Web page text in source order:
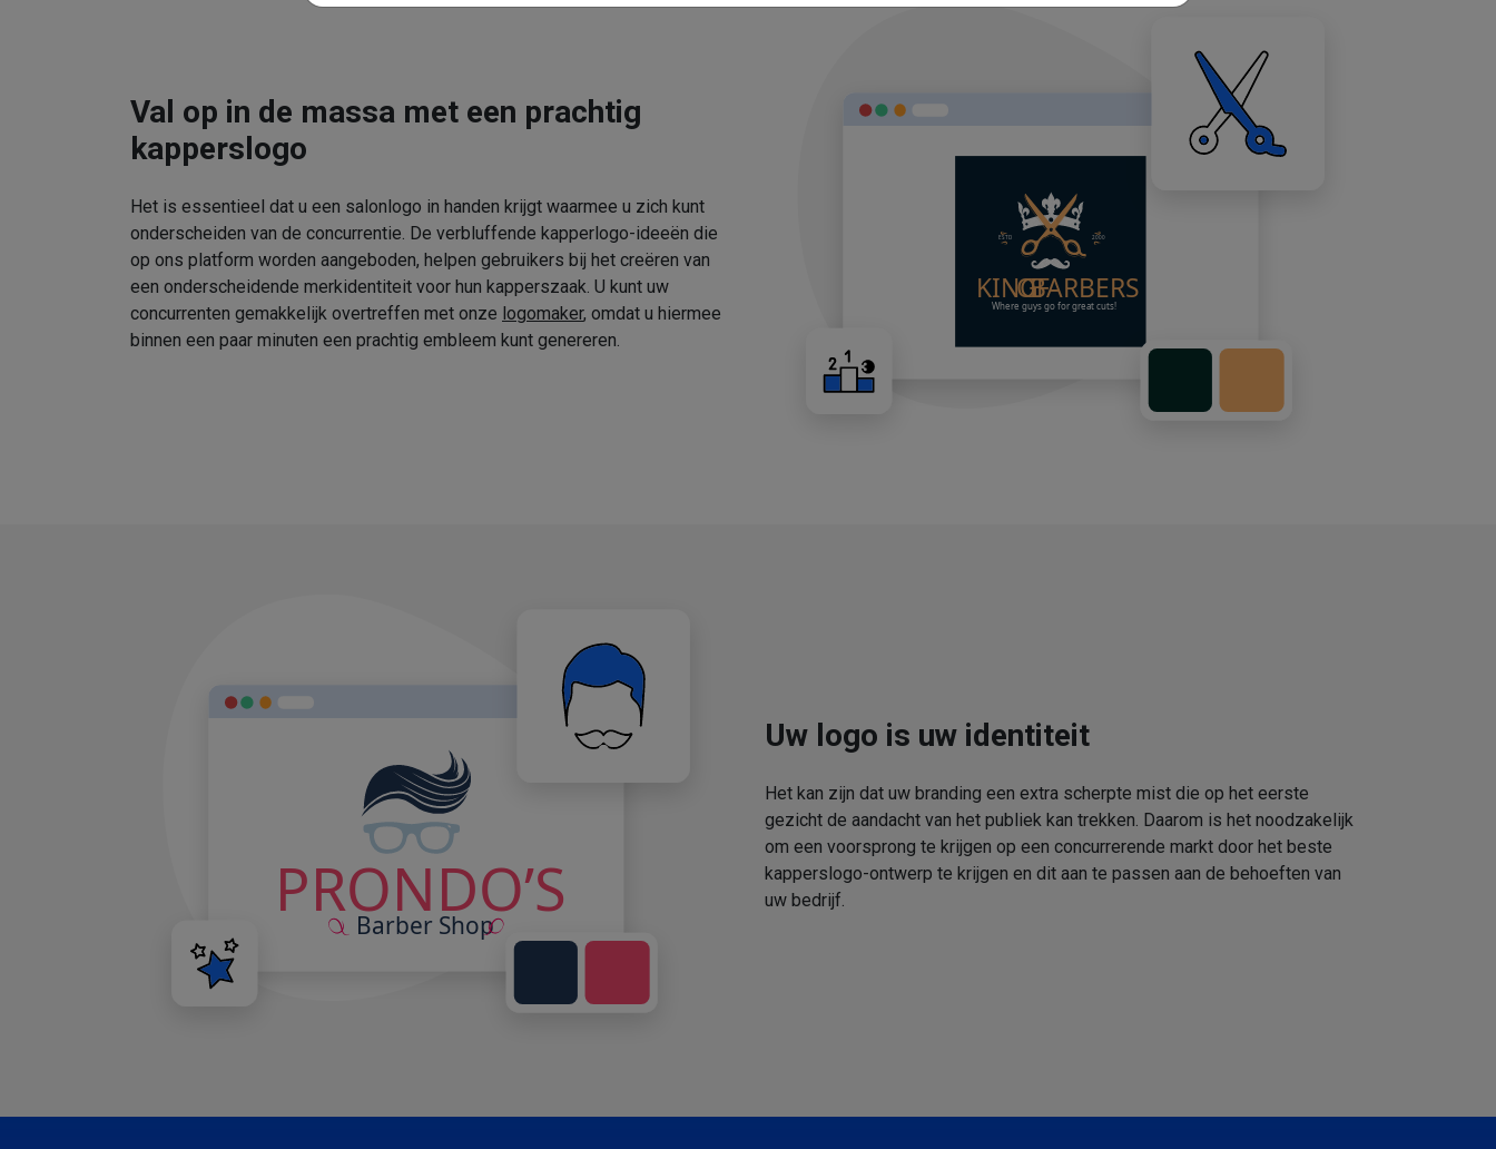
Val op in de massa met een prachtig
kapperslogo
Het is essentieel dat u een salonlogo in handen krijgt waarmee u zich kunt
onderscheiden van de concurrentie. De verbluffende kapperlogo-ideeën die
op ons platform worden aangeboden, helpen gebruikers bij het creëren van
een onderscheidende merkidentiteit voor hun kapperszaak. U kunt uw
concurrenten gemakkelijk overtreffen met onze logomaker, omdat u hiermee
binnen een paar minuten een prachtig embleem kunt genereren.
Uw logo is uw identiteit
Het kan zijn dat uw branding een extra scherpte mist die op het eerste
gezicht de aandacht van het publiek kan trekken. Daarom is het noodzakelijk
om een voorsprong te krijgen op een concurrerende markt door het beste
kapperslogo-ontwerp te krijgen en dit aan te passen aan de behoeften van
uw bedrijf.